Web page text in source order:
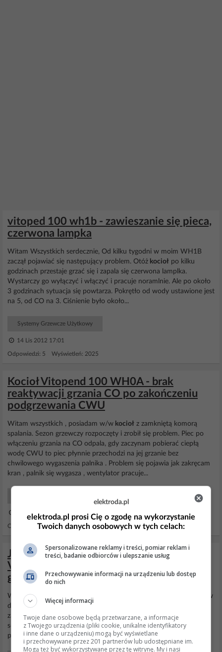
vitoped 100 wh1b - zawieszanie się pieca,
czerwona lampka
Witam Wszystkich serdecznie, Od kilku tygodni w moim WH1B
zaczął pojawiać się następujący problem. Otóż kocioł po kilku
godzinach przestaje grzać się i zapala się czerwona lamplka.
Wystarczy go wyłączyć i włączyć i pracuje noramlnie. Ale po około
3 godzinach sytuacja się powtarza. Pokrętło od wody ustawione jest
na 5, od CO na 3. Ciśnienie było około...
Systemy Grzewcze Użytkowy
14 Lis 2012 17:01
Odpowiedzi: 5 Wyświetleń: 2025
Kocioł Vitopend 100 WH0A - brak
reaktywacji grzania CO po zakończeniu
podgrzewania CWU
Witam wszystkich , posiadam w/w kocioł z zamkniętą komorą
spalania. Sezon grzewczy rozpoczęty i zrobił się problem. Piec po
włączeniu grzania na CO odpala, gdy zaczynam pobierać ciepłą
wodę CWU to piec płynnie przechodzi na jej grzanie bez
chwilowego wygaszenia palnika . Problem się pojawia jak zakręcam
kran , palnik się wygasza , wentylator pracuje...
10 Paź 2021 14:24
Odpowiedzi: 0 Wyświetleń: 276
Jak odpowietrzyć piec Viessmann
Vitodens 200 po przerwie w dostawie
gazu?
Witam, mam piec
vitodens 200, wczoraj była przerwa w
dostawie gazu i piec przestał grzać. Niestety serwis będzie dopiero
za około tydzień (teraz mają sezon). Jednak po rozmowie z
serwisantem usłyszałem że piec się zapowietrzył. Czy ktoś może mi
poradzić jak go "odpowietrzyć"?
elektroda.pl
elektroda.pl prosi Cię o zgodę na wykorzystanie
Twoich danych osobowych w tych celach:
Spersonalizowane reklamy i treści, pomiar reklam i
treści, badanie odbiorców i ulepszanie usług
Przechowywanie informacji na urządzeniu lub dostęp
do nich
Więcej informacji
Twoje dane osobowe będą przetwarzane, a informacje
z Twojego urządzenia (pliki cookie, unikalne identyfikatory
i inne dane o urządzeniu) mogą być wyświetlane
i przechowywane przez 201 partnerów lub udostępniane im.
Mogą też być wykorzystywane przez tę witrynę. My i nasi